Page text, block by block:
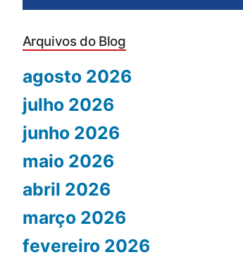
Arquivos do Blog
agosto 2026
julho 2026
junho 2026
maio 2026
abril 2026
março 2026
fevereiro 2026